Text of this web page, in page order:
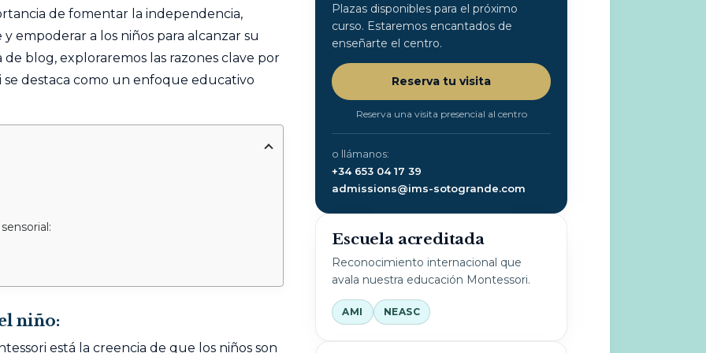
de fomentar la independencia,
empoderar a los niños para alcanzar su
blog, exploraremos las razones clave por
se destaca como un enfoque educativo
niño:
está la creencia de que los niños son
Plazas disponibles para el próximo
curso. Estaremos encantados de
enseñarte el centro.
Reserva tu visita
Reserva una visita presencial al centro
o llámanos:
+34 653 04 17 39
admissions@ims-sotogrande.com
Escuela acreditada
Reconocimiento internacional que
avala nuestra educación Montessori.
AMI NEASC